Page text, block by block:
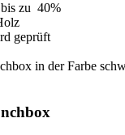
bis zu 40%
geprüft